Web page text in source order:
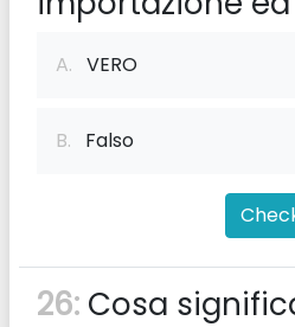
A. VERO
B. Falso
26: Cosa